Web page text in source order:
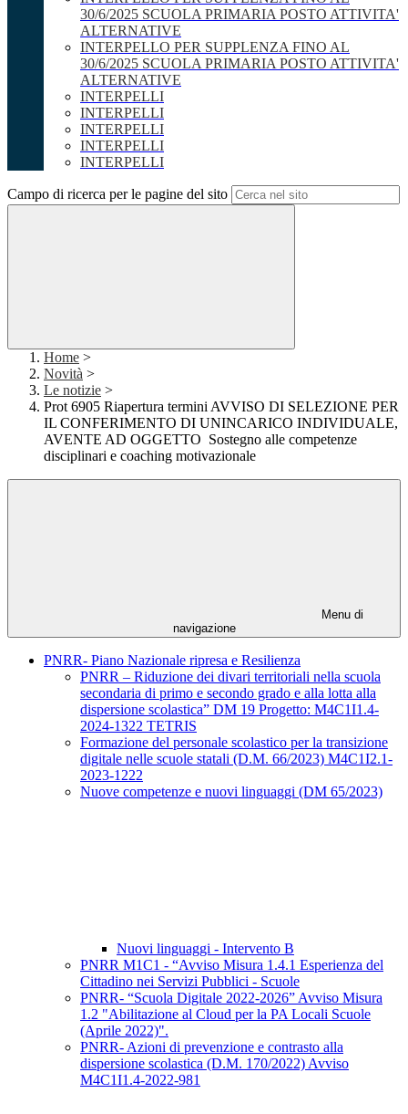
30/6/2025 SCUOLA PRIMARIA POSTO ATTIVITA'
ALTERNATIVE
INTERPELLO PER SUPPLENZA FINO AL
30/6/2025 SCUOLA PRIMARIA POSTO ATTIVITA'
ALTERNATIVE
INTERPELLI
INTERPELLI
INTERPELLI
INTERPELLI
INTERPELLI
Campo di ricerca per le pagine del sito
Home >
Novità >
Le notizie >
Prot 6905 Riapertura termini AVVISO DI SELEZIONE PER
IL CONFERIMENTO DI UNINCARICO INDIVIDUALE,
AVENTE AD OGGETTO Sostegno alle competenze
disciplinari e coaching motivazionale
Menu di
navigazione
PNRR- Piano Nazionale ripresa e Resilienza
PNRR – Riduzione dei divari territoriali nella scuola
secondaria di primo e secondo grado e alla lotta alla
dispersione scolastica” DM 19 Progetto: M4C1I1.4-
2024-1322 TETRIS
Formazione del personale scolastico per la transizione
digitale nelle scuole statali (D.M. 66/2023) M4C1I2.1-
2023-1222
Nuove competenze e nuovi linguaggi (DM 65/2023)
Nuovi linguaggi - Intervento B
PNRR M1C1 - “Avviso Misura 1.4.1 Esperienza del
Cittadino nei Servizi Pubblici - Scuole
PNRR- “Scuola Digitale 2022-2026” Avviso Misura
1.2 "Abilitazione al Cloud per la PA Locali Scuole
(Aprile 2022)".
PNRR- Azioni di prevenzione e contrasto alla
dispersione scolastica (D.M. 170/2022) Avviso
M4C1I1.4-2022-981